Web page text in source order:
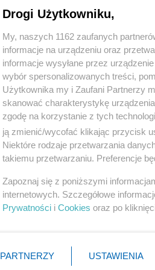
Polityka
Rosja
PiS
Prezydent
NATO
Drogi Użytkowniku,
My, naszych 1162 zaufanych
informacje na urządzeniu oraz
informacje wysyłane przez
wybór spersonalizowanych treści,
Użytkownika my i Zaufani Partnerzy
skanować charakterystykę
zgodę na korzystanie z tych
ją zmienić/wycofać klikając przycisk
Niektóre rodzaje przetwarzania
takiemu przetwarzaniu. Preferencje
Zapoznaj się z poniższymi
internetowych. Szczegółowe
Prywatności i Cookies oraz po
PARTNERZY USTAWIENIA